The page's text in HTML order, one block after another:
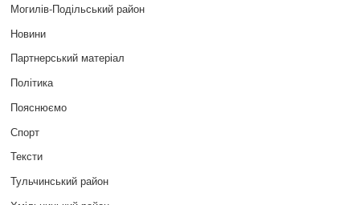
Могилів-Подільський район
Новини
Партнерський матеріал
Політика
Пояснюємо
Спорт
Тексти
Тульчинський район